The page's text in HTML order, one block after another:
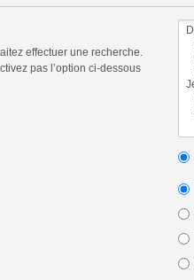
effectuer une recherche.
pas l’option ci-dessous